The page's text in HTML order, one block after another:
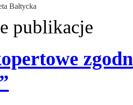
Bałtycka
publikacje